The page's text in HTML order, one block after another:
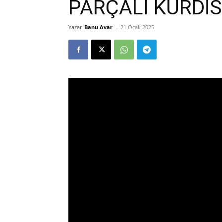
PARÇALI
Yazar Banu Avar - 21 Ocak 2025